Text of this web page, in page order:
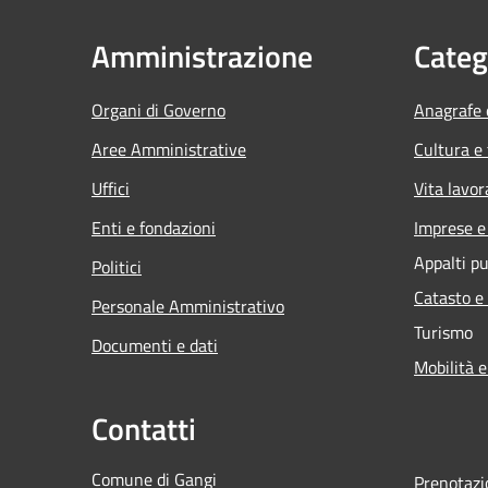
Amministrazione
Organi di Governo
Aree Amministrative
Uffici
Enti e fondazioni
Politici
Personale Amministrativo
Documenti e dati
Cultura
Vita
Imprese
Appalti
Catasto
Turismo
Mobilità
Contatti
Comune di Gangi